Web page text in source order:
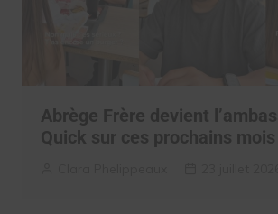
Abrège Frère devient
Quick sur ces prochains mois